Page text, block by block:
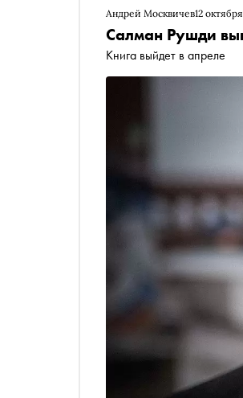
Андрей Москвичев12
Салман Рушди
Книга выйдет в апреле